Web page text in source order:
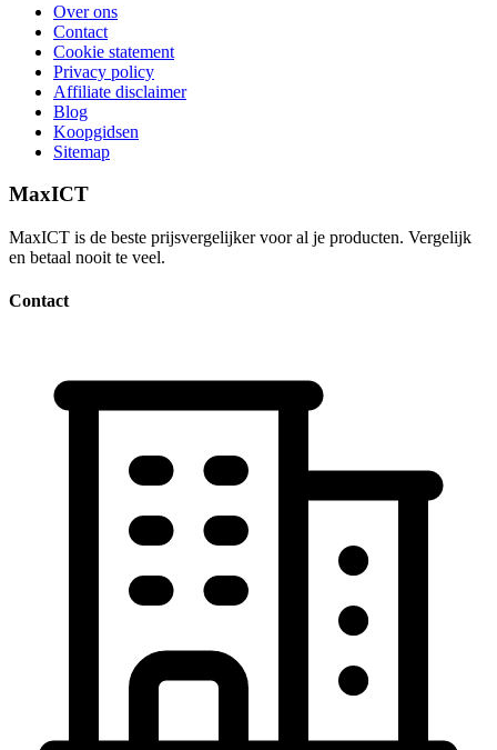
Over ons
Contact
Cookie statement
Privacy policy
Affiliate disclaimer
Blog
Koopgidsen
Sitemap
MaxICT
MaxICT is de beste prijsvergelijker voor al je producten. Vergelijk
en betaal nooit te veel.
Contact